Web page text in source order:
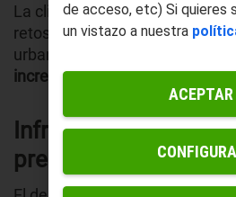
La climatización representa
retos energéticos,
urbanos densos donde
incrementa la necesidad de
Infraestructuras
presión
de acceso, etc) Si quieres
un vistazo a nuestra
ACEPTAR